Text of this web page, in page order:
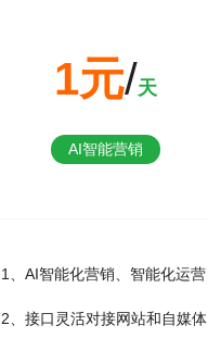
1元/天
AI智能营销
1、AI智能化营销、智能化运营
2、接口灵活对接网站和自媒体